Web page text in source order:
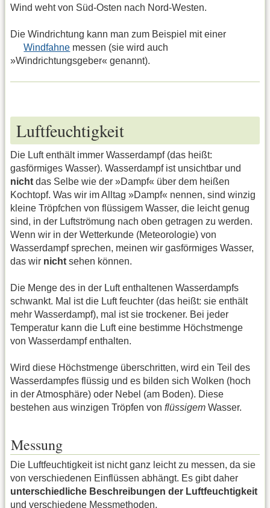
Wind weht von Süd-Osten nach Nord-Westen.
Die Windrichtung kann man zum Beispiel mit einer
Windfahne messen (sie wird auch
»Windrichtungsgeber« genannt).
Luftfeuchtigkeit
Die Luft enthält immer Wasserdampf (das heißt:
gasförmiges Wasser). Wasserdampf ist unsichtbar und
nicht das Selbe wie der »Dampf« über dem heißen
Kochtopf. Was wir im Alltag »Dampf« nennen, sind winzig
kleine Tröpfchen von flüssigem Wasser, die leicht genug
sind, in der Luftströmung nach oben getragen zu werden.
Wenn wir in der Wetterkunde (Meteorologie) von
Wasserdampf sprechen, meinen wir gasförmiges Wasser,
das wir nicht sehen können.
Die Menge des in der Luft enthaltenen Wasserdampfs
schwankt. Mal ist die Luft feuchter (das heißt: sie enthält
mehr Wasserdampf), mal ist sie trockener. Bei jeder
Temperatur kann die Luft eine bestimme Höchstmenge
von Wasserdampf enthalten.
Wird diese Höchstmenge überschritten, wird ein Teil des
Wasserdampfes flüssig und es bilden sich Wolken (hoch
in der Atmosphäre) oder Nebel (am Boden). Diese
bestehen aus winzigen Tröpfen von flüssigem Wasser.
Messung
Die Luftfeuchtigkeit ist nicht ganz leicht zu messen, da sie
von verschiedenen Einflüssen abhängt. Es gibt daher
unterschiedliche Beschreibungen der Luftfeuchtigkeit
und verschiedene Messmethoden.